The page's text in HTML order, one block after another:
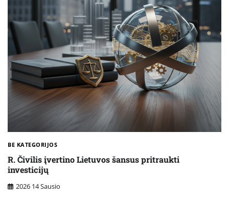
BE KATEGORIJOS
R. Čivilis įvertino Lietuvos šansus pritraukti
investicijų
2026 14 Sausio